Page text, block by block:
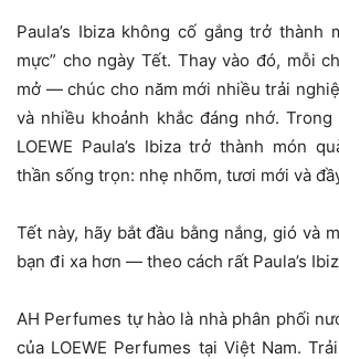
Paula’s Ibiza không cố gắng trở thành
mực” cho ngày Tết. Thay vào đó, mỗi
mở — chúc cho năm mới nhiều trải
và nhiều khoảnh khắc đáng nhớ.
LOEWE Paula’s Ibiza trở thành món
thần sống trọn: nhẹ nhõm, tươi mới và
Tết này, hãy bắt đầu bằng nắng, gió và
bạn đi xa hơn — theo cách rất Paula’s
AH Perfumes tự hào là nhà phân phối
của LOEWE Perfumes tại Việt Nam.